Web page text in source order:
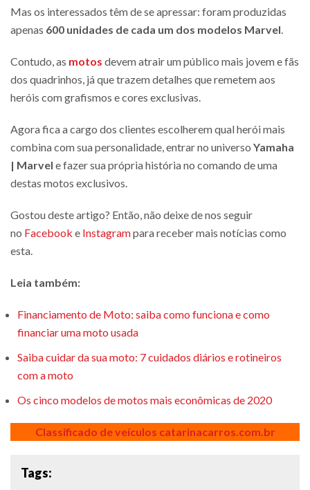
Mas os interessados têm de se apressar: foram produzidas
apenas 600 unidades de cada um dos modelos Marvel
Contudo, as motos devem atrair um público mais jovem e fãs
dos quadrinhos, já que trazem detalhes que remetem aos
heróis com grafismos e cores exclusivas.
Agora fica a cargo dos clientes escolherem qual herói mais
combina com sua personalidade, entrar no universo Yamaha
| Marvel e fazer sua própria história no comando de uma
destas motos exclusivos.
Gostou deste artigo? Então, não deixe de nos seguir
no Facebook e Instagrampara receber mais notícias como
esta.
Leia também:
Financiamento de Moto: saiba como funciona e como
financiar uma moto usada
Saiba cuidar da sua moto: 7 cuidados diários e rotineiros
com a moto
Os cinco modelos de motos mais econômicas de 2020
Classificado de veículos catarinacarros.com.br
Tags: